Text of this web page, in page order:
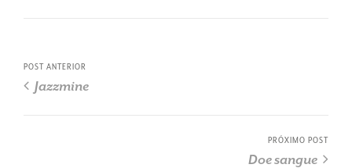
POST ANTERIOR
Jazzmine
PRÓXIMO POST
Doe sangue